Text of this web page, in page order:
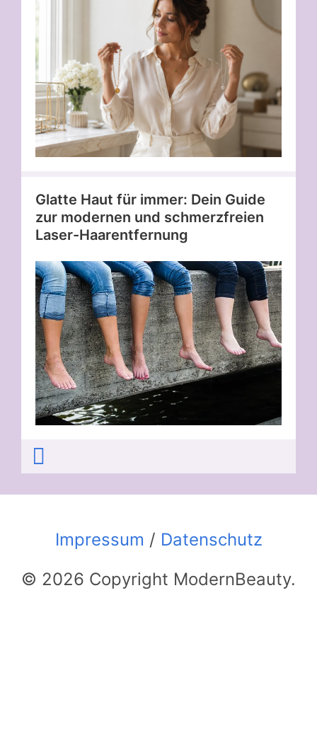
Glatte Haut für immer: Dein Guide
zur modernen und schmerzfreien
Laser-Haarentfernung
Impressum / Datenschutz
© 2026 Copyright ModernBeauty.